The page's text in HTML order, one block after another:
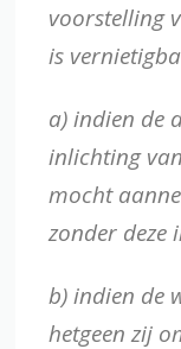
voorstelling
is
a) indien de
inlichting
mocht
zonder deze
b) indien de
hetgeen zij